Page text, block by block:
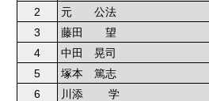
2
元 公法
3
藤田 望
4
中田 晃司
5
塚本 篤志
6
川添 学